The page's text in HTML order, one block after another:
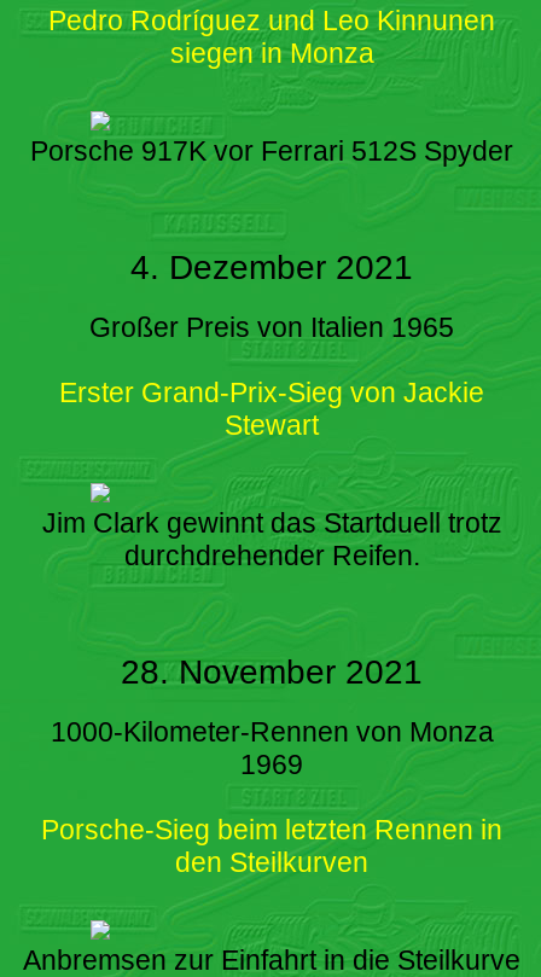
Pedro Rodríguez und Leo Kinnunen
siegen in Monza
Porsche 917K vor Ferrari 512S Spyder
4. Dezember 2021
Großer Preis von Italien 1965
Erster Grand-Prix-Sieg von Jackie
Stewart
Jim Clark gewinnt das Startduell trotz
durchdrehender Reifen.
28. November 2021
1000-Kilometer-Rennen von Monza
1969
Porsche-Sieg beim letzten Rennen in
den Steilkurven
Anbremsen zur Einfahrt in die Steilkurve